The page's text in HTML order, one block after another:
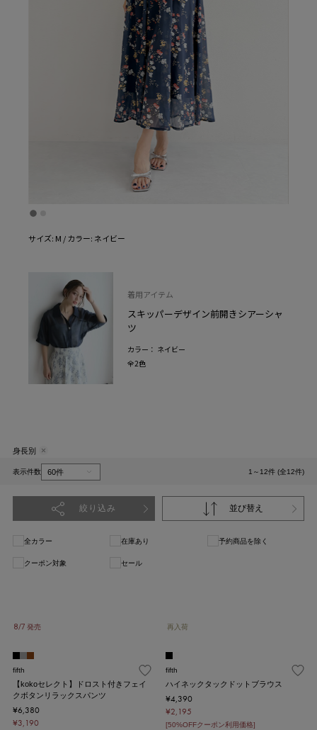
サイズ: M / カラー: ネイビー
着用アイテム
スキッパーデザイン前開きシアーシャ
ツ
カラー： ネイビー
全2色
身長別
表示件数 1～12件 (全12件)
絞り込み 並び替え
全カラー 在庫あり 予約商品を除く
クーポン対象 セール
8/7 発売
fifth
【kokoセレクト】ドロスト付きフェイ
クボタンリラックスパンツ
¥6,380
¥3,190
再入荷
fifth
ハイネックタックドットブラウス
¥4,390
¥2,195
[50%OFFクーポン利用価格]